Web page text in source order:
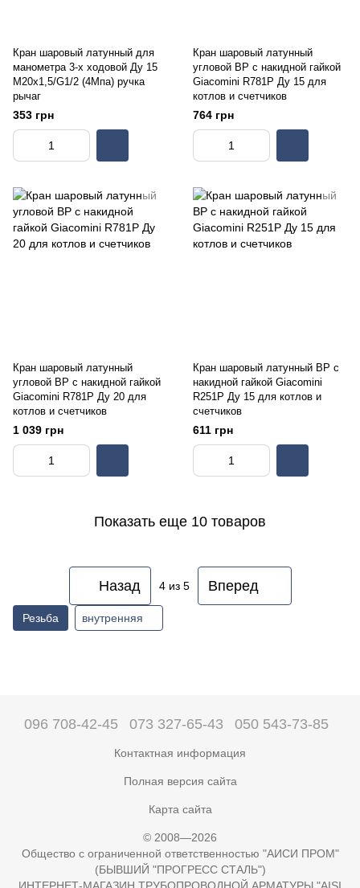
Кран шаровый латунный для
манометра 3-х ходовой Ду 15
М20х1,5/G1/2 (4Мпа) ручка
рычаг
353 грн
Кран шаровый латунный
угловой ВР с накидной гайкой
Giacomini R781P Ду 15 для
котлов и счетчиков
764 грн
Кран шаровый латунный
угловой ВР с накидной гайкой
Giacomini R781P Ду 20 для
котлов и счетчиков
1 039 грн
Кран шаровый латунный ВР с
накидной гайкой Giacomini
R251P Ду 15 для котлов и
счетчиков
611 грн
Показать еще 10 товаров
Назад 4из 5 Вперед
Резьба внутренняя
096 708-42-45 073 327-65-43 050 543-73-85
Контактная информация
Полная версия сайта
Карта сайта
© 2008—2026
Общество с ограниченной ответственностью "АИСИ ПРОМ"
(БЫВШИЙ "ПРОГРЕСС СТАЛЬ")